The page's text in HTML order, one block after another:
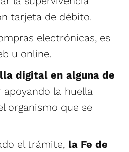
tarjeta de débito.
electrónicas, es
u online.
digital en alguna de
apoyando la huella
organismo que se
el trámite, la Fe de